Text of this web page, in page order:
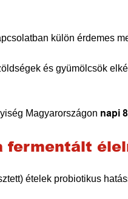
külön érdemes
és gyümölcsök
Magyarországon napi
fermentált
ételek probiotikus